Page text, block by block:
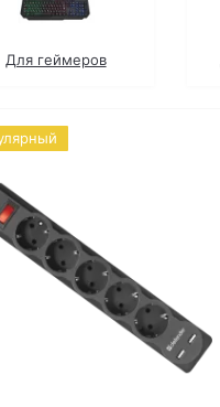
Для геймеров